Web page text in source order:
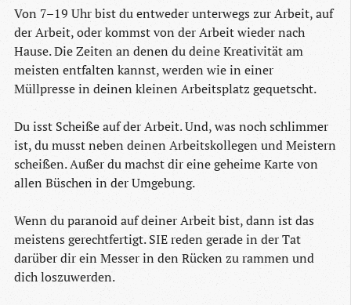
Von 7–19 Uhr bist du entweder unterwegs zur Arbeit, auf
der Arbeit, oder kommst von der Arbeit wieder nach
Hause. Die Zeiten an denen du deine Kreativität am
meisten entfalten kannst, werden wie in einer
Müllpresse in deinen kleinen Arbeitsplatz gequetscht.
Du isst Scheiße auf der Arbeit. Und, was noch schlimmer
ist, du musst neben deinen Arbeitskollegen und Meistern
scheißen. Außer du machst dir eine geheime Karte von
allen Büschen in der Umgebung.
Wenn du paranoid auf deiner Arbeit bist, dann ist das
meistens gerechtfertigt. SIE reden gerade in der Tat
darüber dir ein Messer in den Rücken zu rammen und
dich loszuwerden.